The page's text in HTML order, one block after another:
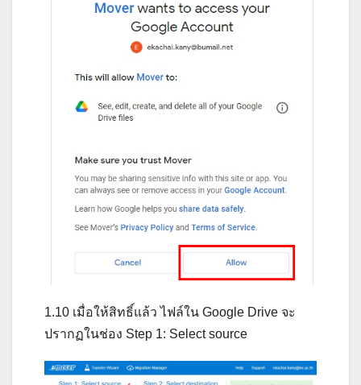
1.10 เมื่อให้สิทธิ์แล้ว ไฟล์ใน Google Drive จะ
ปรากฏในช่อง Step 1: Select source